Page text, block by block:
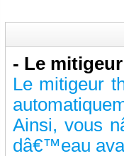
- Le
Le mitigeur
Ainsi, vous
dâ€™eau